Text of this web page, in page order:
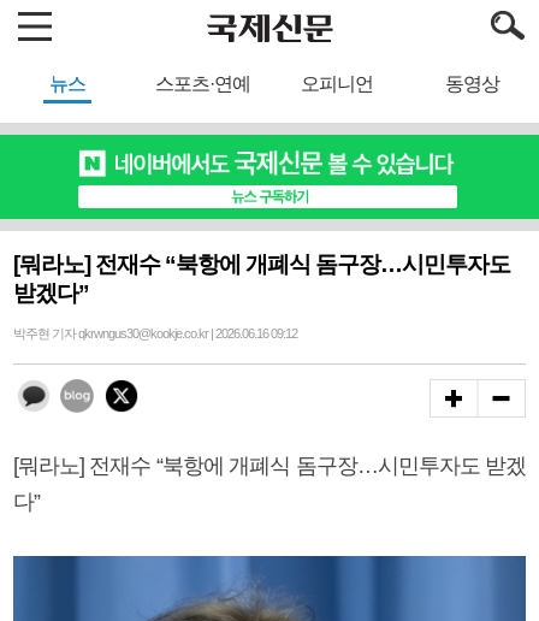
뉴스 스포츠·연예 오피니언 동영상
[뭐라노] 전재수 “북항에 개폐식 돔구장…시민투자도
받겠다”
박주현 기자 qkrwngus30@kookje.co.kr | 2026.06.16 09:12
[뭐라노] 전재수 “북항에 개폐식 돔구장…시민투자도 받겠
다”